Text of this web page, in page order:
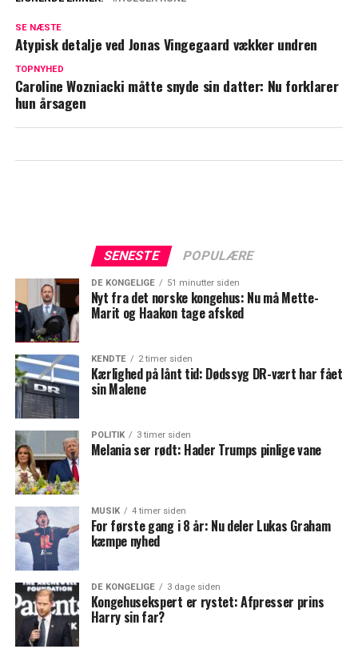
Rune tabte, gik han ikke tomhændet
derfra
Holger Rune om stor beslutning: "Det var
svært, fordi vi har været sammen så
længe"
SE NÆSTE
Atypisk detalje ved Jonas Vingegaard vækker undren
TOPNYHED
Caroline Wozniacki måtte snyde sin datter: Nu forklarer
hun årsagen
SENESTE POPULÆRE
DE KONGELIGE 51 minutter siden
Nyt fra det norske kongehus: Nu må Mette-
Marit og Haakon tage afsked
KENDTE 2 timer siden
Kærlighed på lånt tid: Dødssyg DR-vært har fået
sin Malene
POLITIK 3 timer siden
Melania ser rødt: Hader Trumps pinlige vane
MUSIK 4 timer siden
For første gang i 8 år: Nu deler Lukas Graham
kæmpe nyhed
DE KONGELIGE 3 dage siden
Kongehusekspert er rystet: Afpresser prins
Harry sin far?